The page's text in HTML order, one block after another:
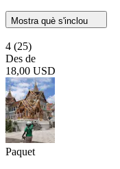
Mostra què s'inclou
4 (25)
Des de
18,00 USD
Paquet